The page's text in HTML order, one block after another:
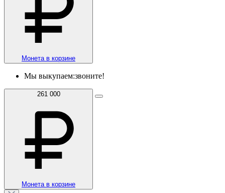
Монета в корзине
Мы выкупаем:звоните!
261 000
Монета в корзине